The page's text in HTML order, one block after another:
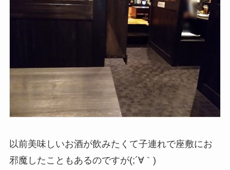
以前美味しいお酒が飲みたくて子連れで座敷にお
邪魔したこともあるのですが(;´∀｀)